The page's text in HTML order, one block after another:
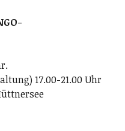
17.00-21.00 Uhr